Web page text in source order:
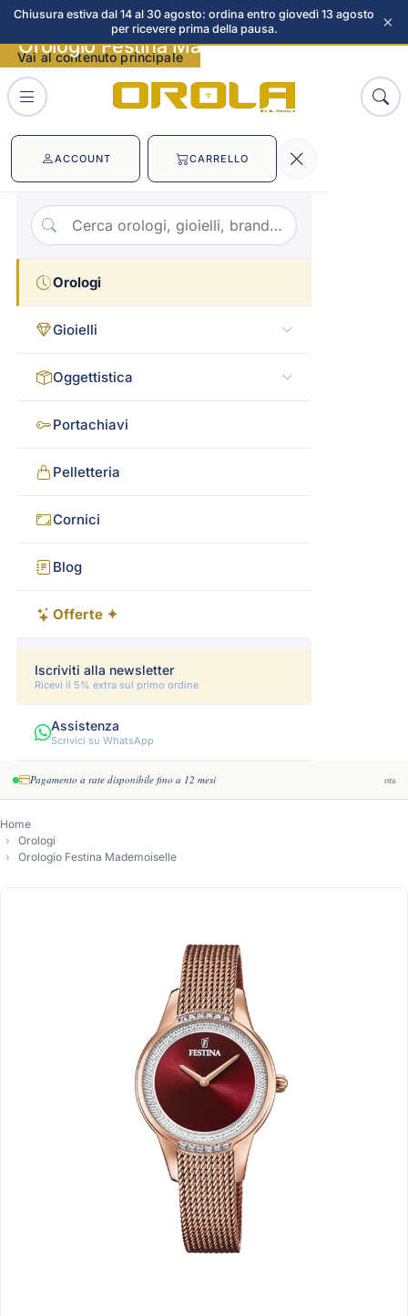
Chiusura estiva dal 14 al 30 agosto: ordina entro giovedì 13 agosto
per ricevere prima della pausa.
×
Vai al contenuto principale
ACCOUNT CARRELLO
Orologi
Gioielli
Oggettistica
Portachiavi
Pelletteria
Cornici
Blog
Offerte ✦
Iscriviti alla newsletter
Ricevi il 5% extra sul primo ordine
Assistenza
Scrivici su WhatsApp
Pagamento a rate disponibile fino a 12 mesi ora
Home
Orologi
Orologio Festina Mademoiselle
Orologio Festina Mademoiselle immagini